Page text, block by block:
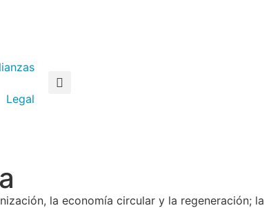
Legal
la economía circular y la regeneración; la